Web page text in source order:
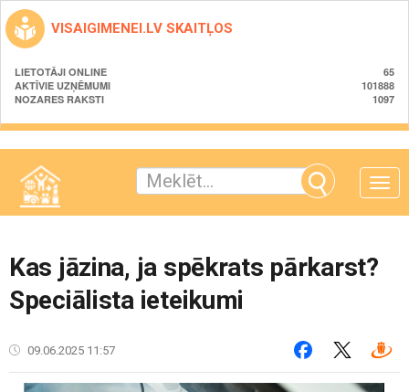
VISAIGIMENEI.LV SKAITĻOS
LIETOTĀJI ONLINE
65
AKTĪVIE UZŅĒMUMI
101888
NOZARES RAKSTI
1097
Toggle
Kas jāzina, ja spēkrats pārkarst?
Speciālista ieteikumi
09.06.2025 11:57